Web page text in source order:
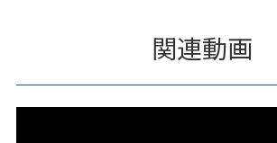
関連動画